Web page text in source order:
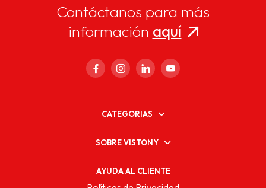
Contáctanos para más
información aquí
CATEGORIAS
SOBRE VISTONY
AYUDA AL CLIENTE